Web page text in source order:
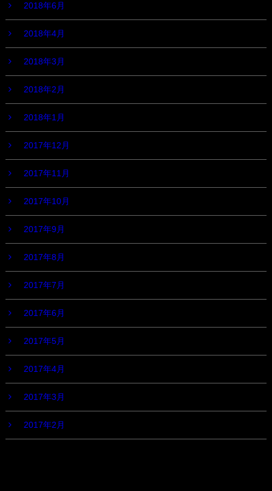
2018年6月
2018年4月
2018年3月
2018年2月
2018年1月
2017年12月
2017年11月
2017年10月
2017年9月
2017年8月
2017年7月
2017年6月
2017年5月
2017年4月
2017年3月
2017年2月